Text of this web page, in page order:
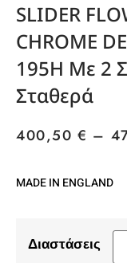
SLIDER
CHROME
195H Με 2
Σταθερά
400,50€ –
MADE IN ENGLAND
Διαστάσεις